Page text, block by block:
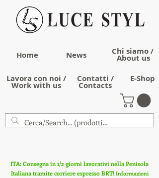
Home News Chi siamo /
About us
Lavora con noi /
Work with us
Contatti /
Contacts
E-Shop
ITA: Consegna in 1/2 giorni lavorativi nella Penisola
Italiana tramite corriere espresso BRT! Informazioni